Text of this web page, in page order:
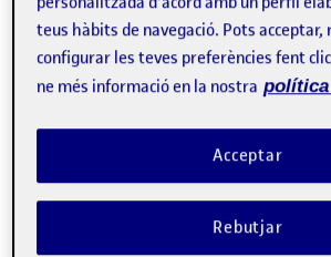
La gente del
Madrid que soy
La biografía como Historia
Úrsula Bischofberger Valdes
Bischofberger U (2024) Borrador de
como Historia humana (Dibujo en A3 con
teus hàbits de navegació. Pots
configurar les teves preferències fent
ne més informació en la nostra política
Rebutjar
Acceptar